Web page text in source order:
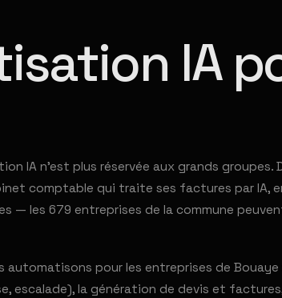
IA
IA n'est plus réservée aux grands groupes.
comptable qui traite ses factures par IA,
— les 679 entreprises de la commune
automatisons pour les entreprises de
escalade), la génération de devis et